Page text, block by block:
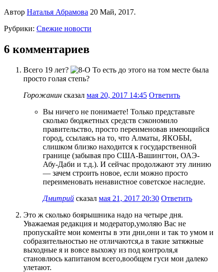
Автор Наталья Абрамова 20 Май, 2017.
Рубрики: Свежие новости
6 комментариев
Всего 19 лет?
То есть до этого на том месте была
просто голая степь?
Горожанин сказал мая 20, 2017 14:45 Ответить
Вы ничего не понимаете! Только представьте
сколько бюджетных средств сэкономило
правительство, просто переименовав имеющийся
город, ссылаясь на то, что Алматы, ЯКОБЫ,
слишком близко находится к государственной
границе (забывая про США-Вашингтон, ОАЭ-
Абу-Даби и т.д.). И сейчас продолжают эту линию
— зачем строить новое, если можно просто
переименовать ненавистное советское наследие.
Дмитрий сказал мая 21, 2017 20:30 Ответить
Это ж сколько боярышника надо на четыре дня.
Уважаемая редакция и модератор,умоляю Вас не
пропускайте мои коменты в эти дни,они и так то умом и
собразительностью не отличаются,а в такие затяжные
выходные я и вовсе выхожу из под контроля,я
становлюсь капитаном всего,вообщем гуси мои далеко
улетают.